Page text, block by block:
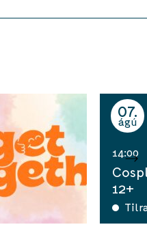
07
ágú
14:00
12+